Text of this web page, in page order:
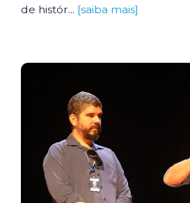
de histór... [saiba mais]